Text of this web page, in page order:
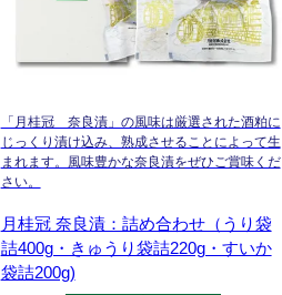
「月桂冠 奈良漬」の風味は厳選された酒粕に
じっくり漬け込み、熟成させることによって生
まれます。風味豊かな奈良漬をぜひご賞味くだ
さい。
月桂冠 奈良漬：詰め合わせ（うり袋
詰400g・きゅうり袋詰220g・すいか
袋詰200g)